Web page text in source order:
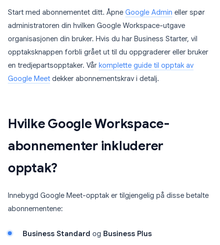
Start med abonnementet ditt. Åpne Google Admin eller spør
administratoren din hvilken Google Workspace-utgave
organisasjonen din bruker. Hvis du har Business Starter, vil
opptaksknappen forbli grået ut til du oppgraderer eller bruker
en tredjepartsopptaker. Vår komplette guide til opptak av
Google Meet dekker abonnementskrav i detalj.
Hvilke Google Workspace-
abonnementer inkluderer
opptak?
Innebygd Google Meet-opptak er tilgjengelig på disse betalte
abonnementene:
Business Standard og Business Plus